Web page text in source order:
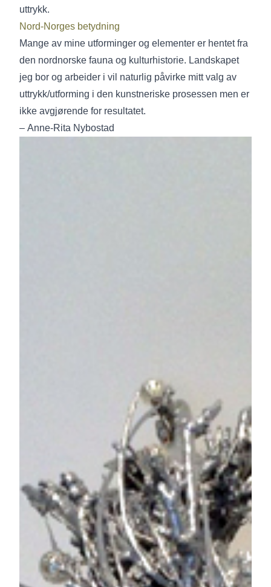
uttrykk.
Nord-Norges betydning
Mange av mine utforminger og elementer er hentet fra
den nordnorske fauna og kulturhistorie. Landskapet
jeg bor og arbeider i vil naturlig påvirke mitt valg av
uttrykk/utforming i den kunstneriske prosessen men er
ikke avgjørende for resultatet.
– Anne-Rita Nybostad